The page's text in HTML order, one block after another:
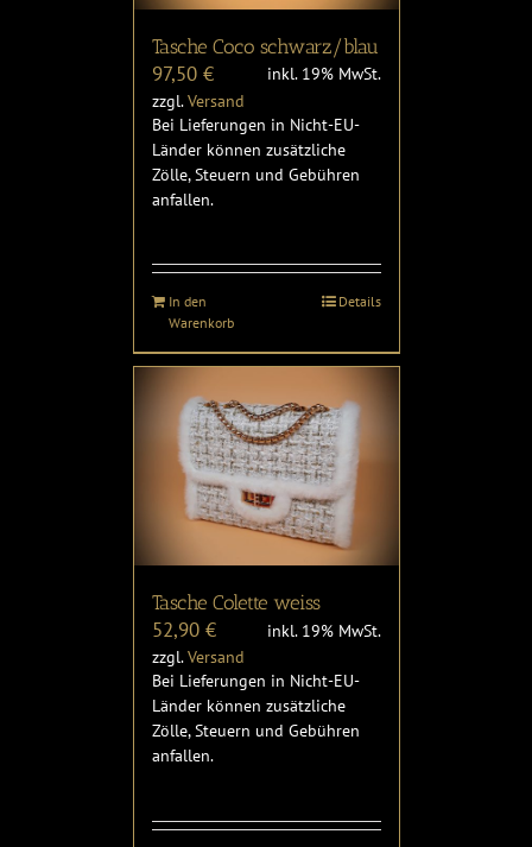
Tasche Coco schwarz/blau
97,50 €
inkl. 19% MwSt.
zzgl.Versand
Bei Lieferungen in Nicht-EU-
Länder können zusätzliche
Zölle, Steuern und Gebühren
anfallen.
In den
Warenkorb
Details
Tasche Colette weiss
52,90 €
inkl. 19% MwSt.
zzgl.Versand
Bei Lieferungen in Nicht-EU-
Länder können zusätzliche
Zölle, Steuern und Gebühren
anfallen.